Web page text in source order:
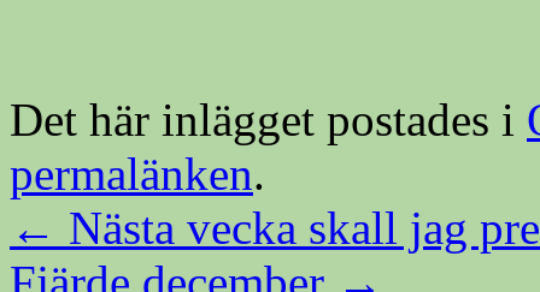
Det här inlägget postades i
permalänken.
← Nästa vecka skall jag
Fjärde december →